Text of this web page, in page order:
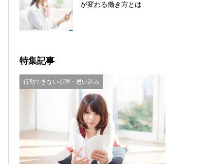
が変わる働き方とは
特集記事
行動できない心理・思い込み